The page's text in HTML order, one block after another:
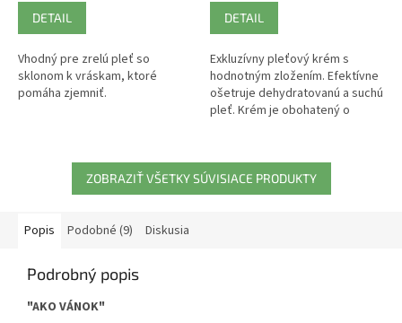
DETAIL
Vhodný pre zrelú pleť so
sklonom k vráskam, ktoré
pomáha zjemniť.
DETAIL
Exkluzívny pleťový krém s
hodnotným zložením. Efektívne
ošetruje dehydratovanú a suchú
pleť. Krém je obohatený o
goji,...
ZOBRAZIŤ VŠETKY SÚVISIACE PRODUKTY
Popis Podobné (9) Diskusia
Podrobný popis
"AKO VÁNOK"